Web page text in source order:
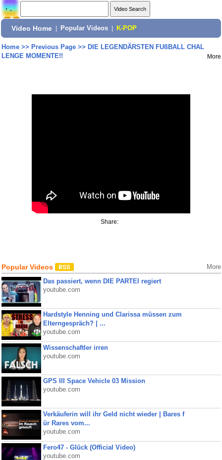
Video Home Popular Videos K-POP
Home>> Previous Page>> DIE LEGENDÄRSTEN FUßBALL CHAL
LENGE MOMENTE!!
More
Share:
Popular Videos More
Das passiert, wenn DIE PARTEI regiert
youtube.com
Hardstyle Henning und Clarissa müssen zum
Elterngespräch? | ...
youtube.com
Wissenschaftler irren
youtube.com
GPS III Space Vehicle 03 Mission
youtube.com
Verkäuferin will ihr Geld nicht wieder | Bares f
ür Rares vom...
youtube.com
Fero47 - Glück (Official Video)
youtube.com